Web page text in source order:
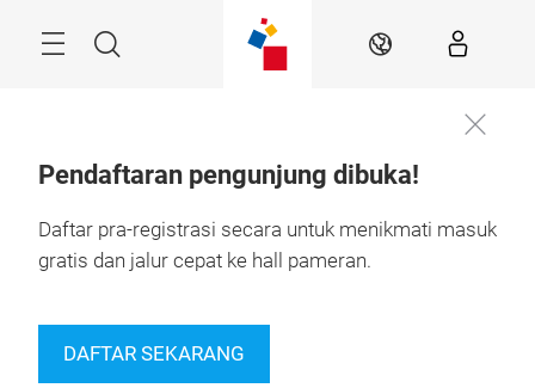
NavigationSearch IN
Pendaftaran pengunjung dibuka!
Daftar pra-registrasi secara untuk menikmati masuk
gratis dan jalur cepat ke hall pameran.
DAFTAR SEKARANG